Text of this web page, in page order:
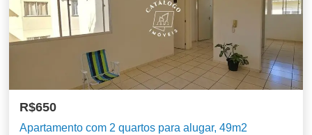
R$650
Apartamento com 2 quartos para alugar, 49m2